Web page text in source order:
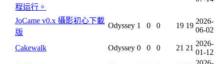
程运行。
JoCame v0.x 攝影初心下載
版
Odyssey 1 0 0 19 19
2026-
06-02
Cakewalk Odyssey 0 0 0 21 21
2026-
01-12